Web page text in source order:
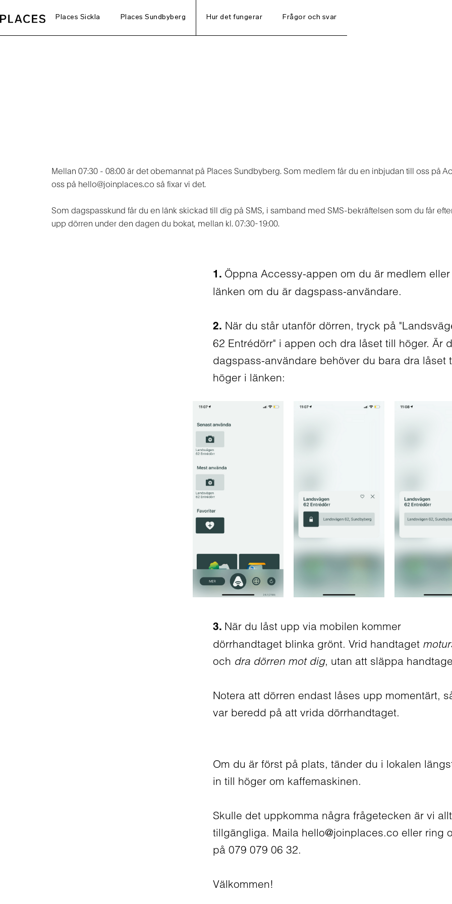
Places Sickla Places Sundbyberg Hur det fungerar Frågor och svar
Mellan 07:30 - 08:00 är det obemannat på Places Sundbyberg. Som medlem får du en inbjudan till oss på
oss på hello@joinplaces.co så fixar vi det.
Som dagspasskund får du en länk skickad till dig på SMS, i samband med SMS-bekräftelsen som du får
upp dörren under den dagen du bokat, mellan kl. 07:30-19:00.
1. Öppna Accessy-appen om du är medlem eller
länken om du är dagspass-användare.
2. När du står utanför dörren, tryck på
62 Entrédörr" i appen och dra låset till höger. Är
dagspass-användare behöver du bara dra låset
höger i länken:
3. När du låst upp via mobilen kommer
dörrhandtaget blinka grönt. Vrid handtaget
och dra dörren mot dig, utan att släppa
Notera att dörren endast låses upp momentärt,
var beredd på att vrida dörrhandtaget.
Om du är först på plats, tänder du i lokalen
in till höger om kaffemaskinen.
Skulle det uppkomma några frågetecken är vi
tillgängliga. Maila hello@joinplaces.co eller ring
på 079 079 06 32.
Välkommen!